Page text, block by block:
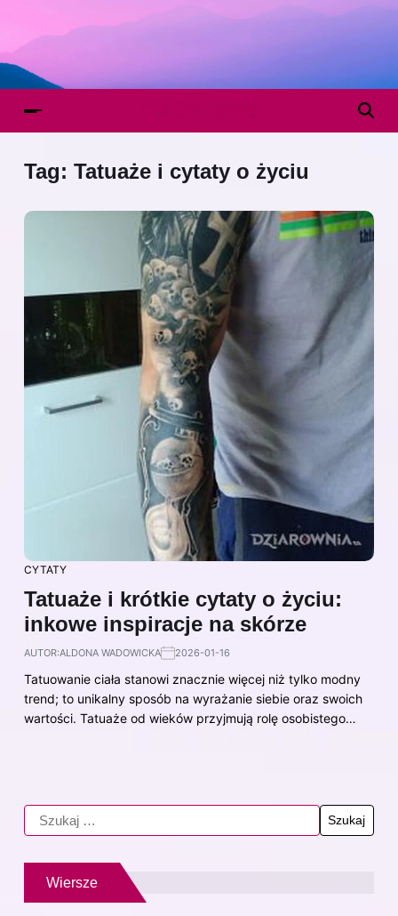
Tag: Tatuaże i cytaty o życiu
CYTATY
Tatuaże i krótkie cytaty o życiu:
inkowe inspiracje na skórze
AUTOR:ALDONA WADOWICKA 2026-01-16
Tatuowanie ciała stanowi znacznie więcej niż tylko modny
trend; to unikalny sposób na wyrażanie siebie oraz swoich
wartości. Tatuaże od wieków przyjmują rolę osobistego…
Wiersze